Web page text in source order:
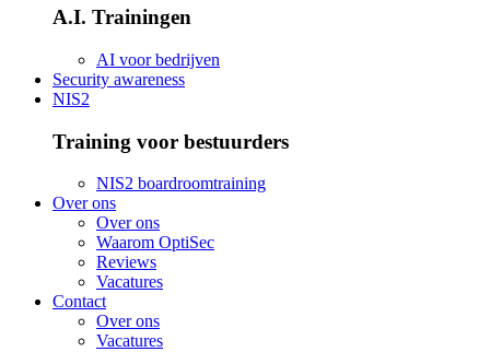
A.I. Trainingen
AI voor bedrijven
Security awareness
NIS2
Training voor bestuurders
NIS2 boardroomtraining
Over ons
Over ons
Waarom OptiSec
Reviews
Vacatures
Contact
Over ons
Vacatures